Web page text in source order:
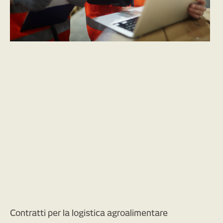
Contratti per la logistica agroalimentare